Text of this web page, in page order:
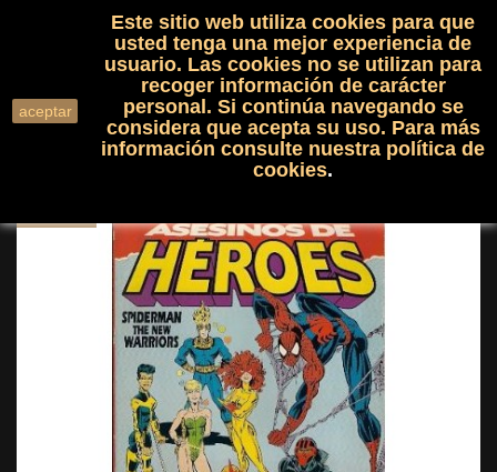
shopping_cart(0)

search
aceptar
Este sitio web utiliza cookies para que
usted tenga una mejor experiencia de
usuario. Las cookies no se utilizan para
recoger información de carácter
personal. Si continúa navegando se
considera que acepta su uso. Para más
información consulte nuestra política de
cookies.